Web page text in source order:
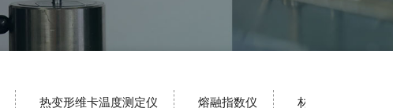
热变形维卡温度测定仪 熔融指数仪 材料制样机